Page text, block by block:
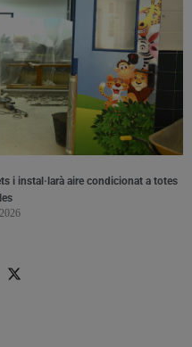
i instal·larà aire condicionat a totes